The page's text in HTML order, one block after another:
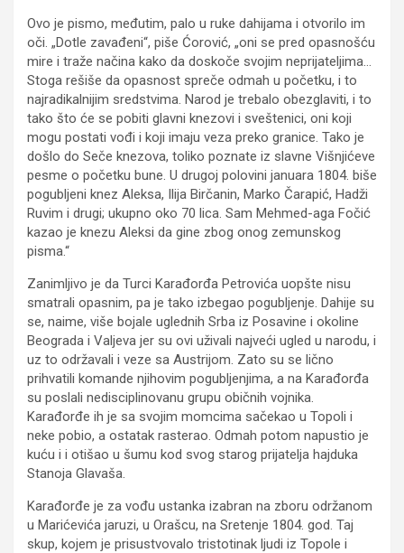
Ovo je pismo, međutim, palo u ruke dahijama i otvorilo im
oči. „Dotle zavađeni“, piše Ćorović, „oni se pred opasnošću
mire i traže načina kako da doskoče svojim neprijateljima…
Stoga rešiše da opasnost spreče odmah u početku, i to
najradikalnijim sredstvima. Narod je trebalo obezglaviti, i to
tako što će se pobiti glavni knezovi i sveštenici, oni koji
mogu postati vođi i koji imaju veza preko granice. Tako je
došlo do Seče knezova, toliko poznate iz slavne Višnjićeve
pesme o početku bune. U drugoj polovini januara 1804. biše
pogubljeni knez Aleksa, Ilija Birčanin, Marko Čarapić, Hadži
Ruvim i drugi; ukupno oko 70 lica. Sam Mehmed-aga Fočić
kazao je knezu Aleksi da gine zbog onog zemunskog
pisma.“
Zanimljivo je da Turci Karađorđa Petrovića uopšte nisu
smatrali opasnim, pa je tako izbegao pogubljenje. Dahije su
se, naime, više bojale uglednih Srba iz Posavine i okoline
Beograda i Valjeva jer su ovi uživali najveći ugled u narodu, i
uz to održavali i veze sa Austrijom. Zato su se lično
prihvatili komande njihovim pogubljenjima, a na Karađorđa
su poslali nedisciplinovanu grupu običnih vojnika.
Karađorđe ih je sa svojim momcima sačekao u Topoli i
neke pobio, a ostatak rasterao. Odmah potom napustio je
kuću i i otišao u šumu kod svog starog prijatelja hajduka
Stanoja Glavaša.
Karađorđe je za vođu ustanka izabran na zboru održanom
u Marićevića jaruzi, u Orašcu, na Sretenje 1804. god. Taj
skup, kojem je prisustvovalo tristotinak ljudi iz Topole i